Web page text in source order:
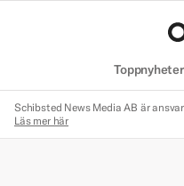
Toppnyheter
Schibsted News Media AB är
Läs mer här